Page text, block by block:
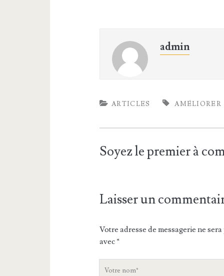
admin
ARTICLES AMÉLIORER
Soyez le premier à
Laisser un
Votre adresse de messagerie ne
avec*
V